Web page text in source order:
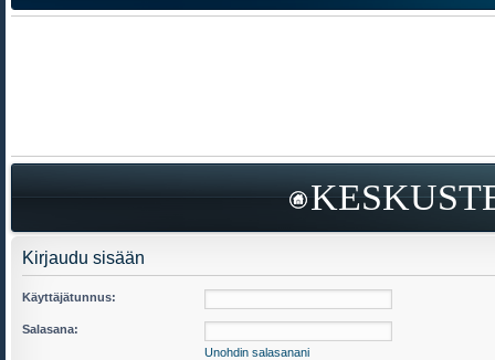
Kirjaudu sisään
Käyttäjätunnus:
Salasana:
Unohdin salasanani